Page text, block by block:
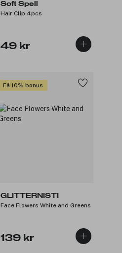
Soft Spell
Hair Clip 4pcs
49 kr
Få 10% bonus
GLITTERNISTI
Face Flowers White and Greens
139 kr